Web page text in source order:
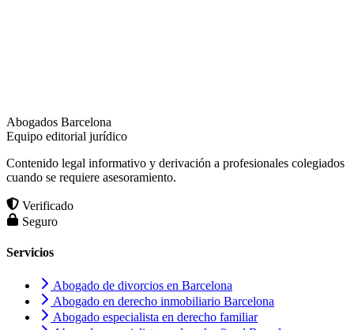
Abogados Barcelona
Equipo editorial jurídico
Contenido legal informativo y derivación a profesionales colegiados
cuando se requiere asesoramiento.
Verificado
Seguro
Servicios
Abogado de divorcios en Barcelona
Abogado en derecho inmobiliario Barcelona
Abogado especialista en derecho familiar